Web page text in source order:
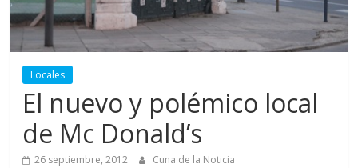
Locales
El nuevo y polémico local
de Mc Donald’s
26 septiembre, 2012 Cuna de la Noticia